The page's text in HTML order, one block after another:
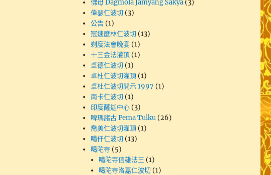
佛母 Dagmola Jamyang Sakya (3)
偉瑟仁波切 (3)
公告 (1)
冠速麼林仁波切 (13)
剃度法會晚宴 (1)
十三金法灌頂 (1)
卓德仁波切 (1)
卓杜仁波切灌頂 (1)
卓杜仁波切開示 1997 (1)
南卡仁波切 (1)
印度薩迦中心 (3)
啤瑪諸古 Pema Tulku (26)
喬美仁波切灌頂 (1)
噶仟仁波切 (13)
噶陀寺 (5)
噶陀寺信雄法王 (1)
噶陀寺洛嘉仁波切 (1)